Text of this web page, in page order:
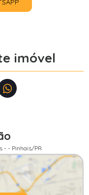
imóvel
- - Pinhais/PR